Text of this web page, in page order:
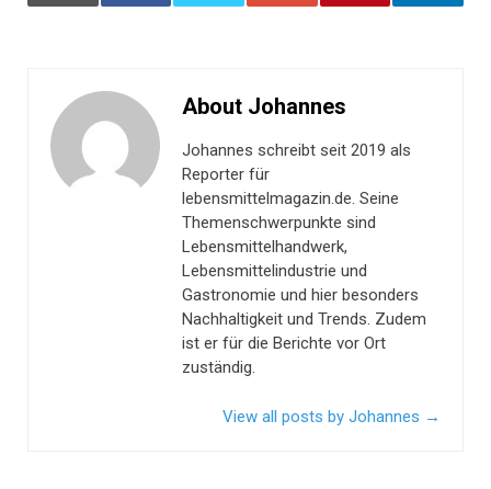
About Johannes
Johannes schreibt seit 2019 als
Reporter für
lebensmittelmagazin.de. Seine
Themenschwerpunkte sind
Lebensmittelhandwerk,
Lebensmittelindustrie und
Gastronomie und hier besonders
Nachhaltigkeit und Trends. Zudem
ist er für die Berichte vor Ort
zuständig.
View all posts by Johannes →